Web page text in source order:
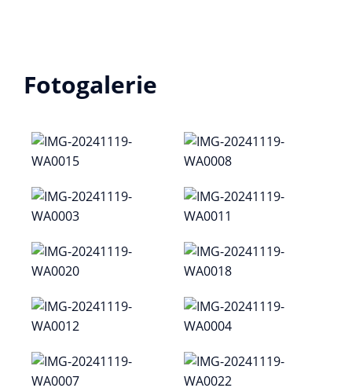
Fotogalerie